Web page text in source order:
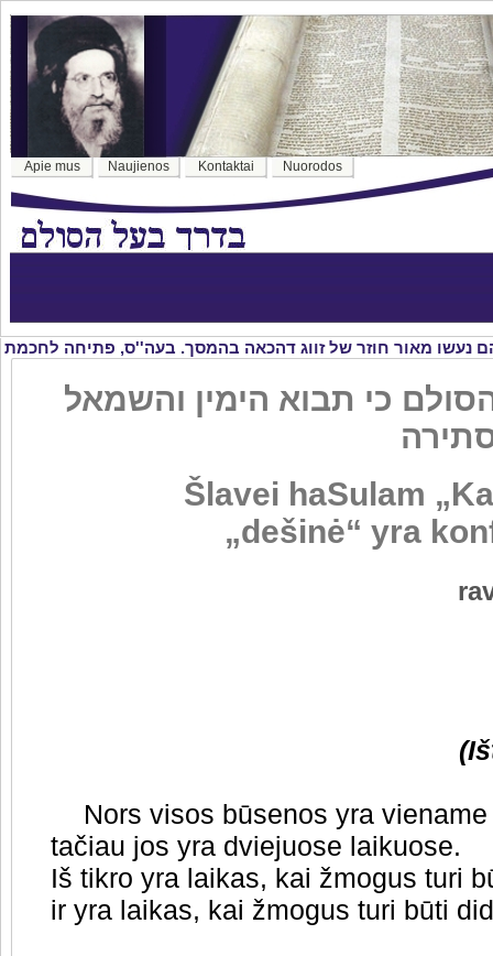
Apie mus Naujienos Kontaktai Nuorodos
כי תבוא הימין והשמאל
Šlavei haSulam
„dešinė“ yra
Nors visos būsenos yra
tačiau jos yra dviejuose laikuose.
Iš tikro yra laikas, kai žmogus turi
ir yra laikas, kai žmogus turi būti